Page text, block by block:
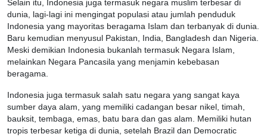
Selain itu, Indonesia juga termasuk negara muslim terbesar di
dunia, lagi-lagi ini mengingat populasi atau jumlah penduduk
Indonesia yang mayoritas beragama Islam dan terbanyak di dunia.
Baru kemudian menyusul Pakistan, India, Bangladesh dan Nigeria.
Meski demikian Indonesia bukanlah termasuk Negara Islam,
melainkan Negara Pancasila yang menjamin kebebasan
beragama.
Indonesia juga termasuk salah satu negara yang sangat kaya
sumber daya alam, yang memiliki cadangan besar nikel, timah,
bauksit, tembaga, emas, batu bara dan gas alam. Memiliki hutan
tropis terbesar ketiga di dunia, setelah Brazil dan Democratic